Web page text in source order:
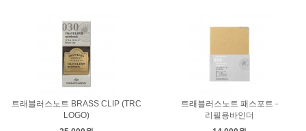
트래블러스노트 BRASS CLIP (TRC
LOGO)
트래블러스노트 패스포트 -
리필용바인더